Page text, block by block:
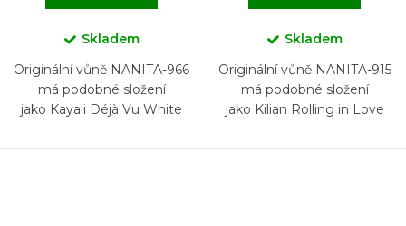
Skladem
Originální vůně NANITA-966
má podobné složení
jako Kayali Déjà Vu White
Skladem
Originální vůně NANITA-915
má podobné složení
jako Kilian Rolling in Love